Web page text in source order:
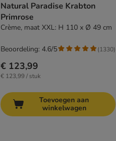
Natural Paradise Krabton
Primrose
Crème, maat XXL: H 110 x Ø 49 cm
€ 123,99
€ 123,99 / stuk
Beoordeling: 4.6/5 (1330)
Toevoegen aan
winkelwagen